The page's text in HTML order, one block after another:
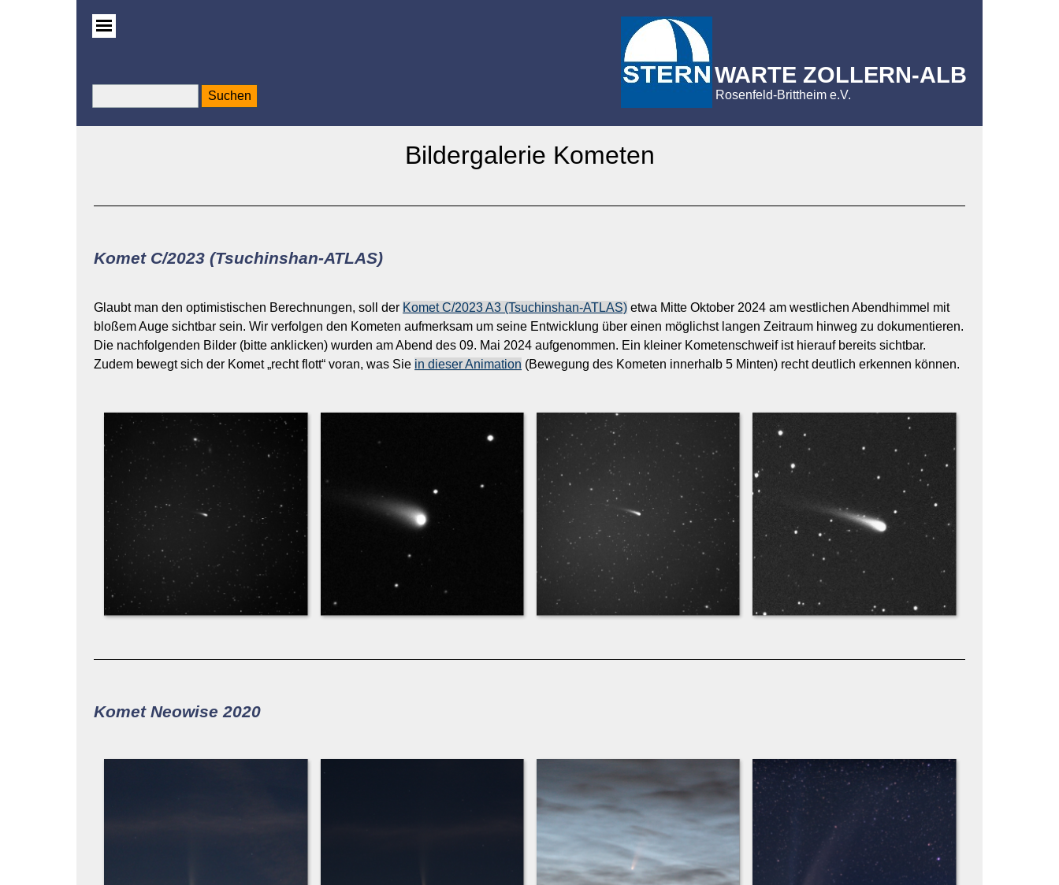
Suchen
WARTE ZOLLERN-ALB
Rosenfeld-Brittheim e.V.
Bildergalerie Kometen
Komet C/2023 (Tsuchinshan-ATLAS)
Glaubt man den optimistischen Berechnungen, soll der Komet C/2023 A3 (Tsuchinshan-ATLAS) etwa Mitte Oktober 2024 am westlichen Abendhimmel mit
bloßem Auge sichtbar sein. Wir verfolgen den Kometen aufmerksam um seine Entwicklung über einen möglichst langen Zeitraum hinweg zu dokumentieren.
Die nachfolgenden Bilder (bitte anklicken) wurden am Abend des 09. Mai 2024 aufgenommen. Ein kleiner Kometenschweif ist hierauf bereits sichtbar.
Zudem bewegt sich der Komet „recht flott“ voran, was Sie in dieser Animation (Bewegung des Kometen innerhalb 5 Minten) recht deutlich erkennen können.
Komet Neowise 2020